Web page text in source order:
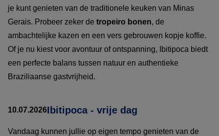
je kunt genieten van de traditionele keuken van Minas
Gerais. Probeer zeker de tropeiro bonen, de
ambachtelijke kazen en een vers gebrouwen kopje koffie.
Of je nu kiest voor avontuur of ontspanning, Ibitipoca biedt
een perfecte balans tussen natuur en authentieke
Braziliaanse gastvrijheid.
10.07.2026Ibitipoca - vrije dag
Vandaag kunnen jullie op eigen tempo genieten van de